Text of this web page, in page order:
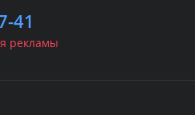
41
рекламы